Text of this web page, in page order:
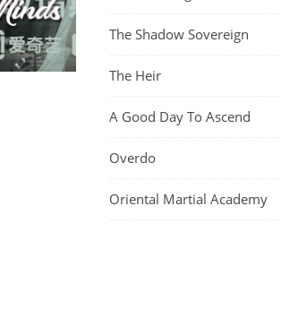
The Shadow Sovereign
The Heir
A Good Day To Ascend
Overdo
Oriental Martial Academy